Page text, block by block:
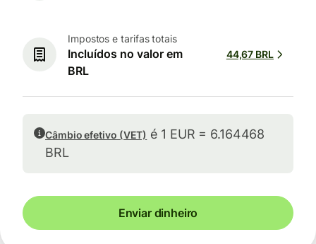
Impostos e tarifas totais
Incluídos no valor em
BRL
44,67 BRL
Câmbio efetivo (VET) é 1 EUR = 6.164468
BRL
Enviar dinheiro